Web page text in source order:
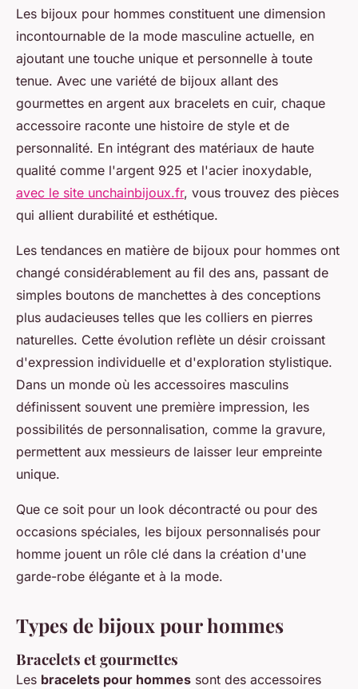
Les bijoux pour hommes constituent une dimension
incontournable de la mode masculine actuelle, en
ajoutant une touche unique et personnelle à toute
tenue. Avec une variété de bijoux allant des
gourmettes en argent aux bracelets en cuir, chaque
accessoire raconte une histoire de style et de
personnalité. En intégrant des matériaux de haute
qualité comme l'argent 925 et l'acier inoxydable,
avec le site unchainbijoux.fr, vous trouvez des pièces
qui allient durabilité et esthétique.
Les tendances en matière de bijoux pour hommes ont
changé considérablement au fil des ans, passant de
simples boutons de manchettes à des conceptions
plus audacieuses telles que les colliers en pierres
naturelles. Cette évolution reflète un désir croissant
d'expression individuelle et d'exploration stylistique.
Dans un monde où les accessoires masculins
définissent souvent une première impression, les
possibilités de personnalisation, comme la gravure,
permettent aux messieurs de laisser leur empreinte
unique.
Que ce soit pour un look décontracté ou pour des
occasions spéciales, les bijoux personnalisés pour
homme jouent un rôle clé dans la création d'une
garde-robe élégante et à la mode.
Types de bijoux pour hommes
Bracelets et gourmettes
Les bracelets pour hommes sont des accessoires